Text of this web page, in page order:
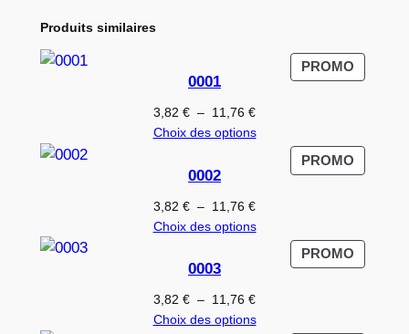
Produits similaires
PROMO
EN
0001
3,82 € – 11,76 €Plage
de
3,82 €
11,76 €
Choix des options
PROMO
EN
0002
3,82 € – 11,76 €Plage
de
3,82 €
11,76 €
Choix des options
PROMO
EN
0003
3,82 € – 11,76 €Plage
de
Choix des options